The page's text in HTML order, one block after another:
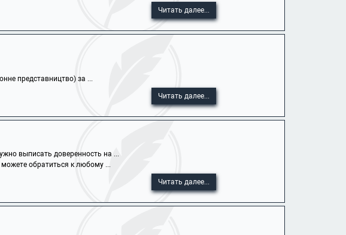
Читать далее...
представництво) за ...
Читать далее...
выписать доверенность на ...
обратиться к любому ...
Читать далее...